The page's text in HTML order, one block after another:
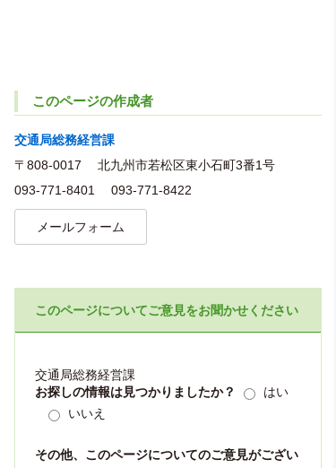
このページの作成者
交通局総務経営課
〒808-0017
北九州市若松区東小石町3番1号
093-771-8401
093-771-8422
メールフォーム
このページについてご意見をお聞かせください
交通局総務経営課
お探しの情報は見つかりましたか？
はい
いいえ
その他、このページについてのご意見がござい